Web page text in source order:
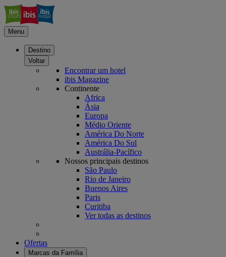
Menu
Destino
Voltar
Encontrar um hotel
ibis Magazine
Continente
Africa
Ásia
Europa
Médio Oriente
América Do Norte
América Do Sul
Austrália-Pacífico
Nossos principais destinos
São Paulo
Rio de Janeiro
Buenos Aires
Paris
Curitiba
Ver todas as destinos
Ofertas
Marcas da Família